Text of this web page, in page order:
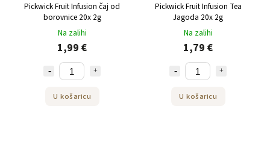
Pickwick Fruit Infusion čaj od
borovnice 20x 2g
Na zalihi
1,99 €
U košaricu
Pickwick Fruit Infusion Tea
Jagoda 20x 2g
Na zalihi
1,79 €
U košaricu